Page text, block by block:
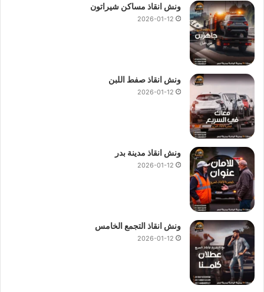
ونش انقاذ مساكن شيراتون
2026-01-12
ونش انقاذ صفط اللبن
2026-01-12
ونش انقاذ مدينة بدر
2026-01-12
ونش انقاذ التجمع الخامس
2026-01-12